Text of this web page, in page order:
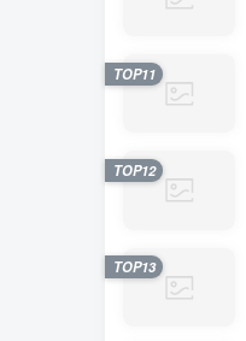
TOP11
TOP12
TOP13